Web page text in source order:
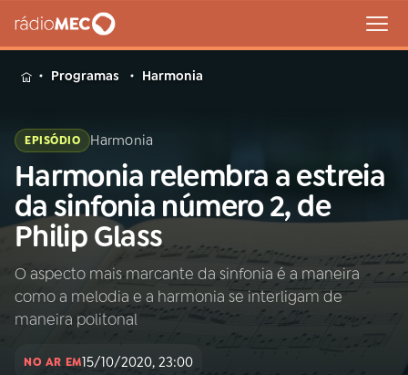
MENU
Buscar
na
Rádio
MEC
Buscar
Início AO VIVO
INÍCIO
Programas Harmonia
EPISÓDIO Harmonia
Harmonia relembra a estreia
da sinfonia número 2, de
Philip Glass
O aspecto mais marcante da sinfonia é a maneira
como a melodia e a harmonia se interligam de
maneira politonal
NO AR EM15/10/2020, 23:00